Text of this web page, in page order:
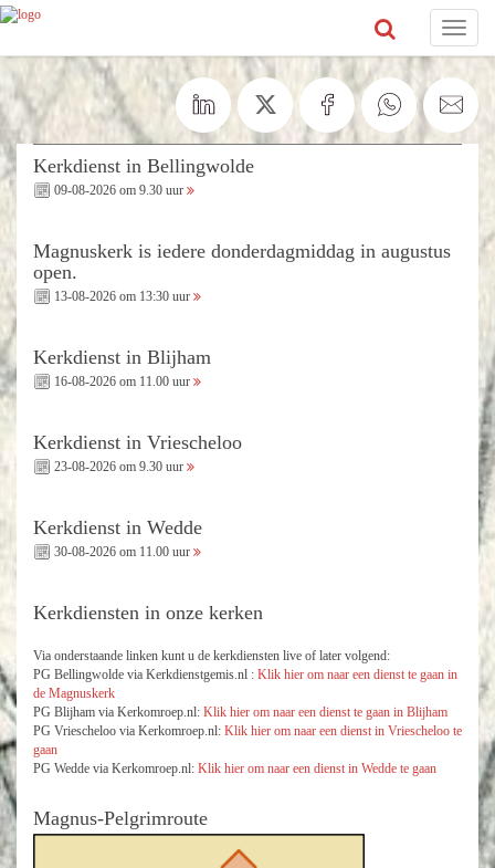
Toggle
Kerkdienst in Bellingwolde
09-08-2026 om 9.30 uur
Magnuskerk is iedere donderdagmiddag in augustus
open.
13-08-2026 om 13:30 uur
Kerkdienst in Blijham
16-08-2026 om 11.00 uur
Kerkdienst in Vriescheloo
23-08-2026 om 9.30 uur
Kerkdienst in Wedde
30-08-2026 om 11.00 uur
Kerkdiensten in onze kerken
Via onderstaande linken kunt u de kerkdiensten live of later volgend:
PG Bellingwolde via Kerkdienstgemis.nl : Klik hier om naar een dienst te gaan in
de Magnuskerk
PG Blijham via Kerkomroep.nl: Klik hier om naar een dienst te gaan in Blijham
PG Vriescheloo via Kerkomroep.nl: Klik hier om naar een dienst in Vriescheloo te
gaan
PG Wedde via Kerkomroep.nl: Klik hier om naar een dienst in Wedde te gaan
Magnus-Pelgrimroute